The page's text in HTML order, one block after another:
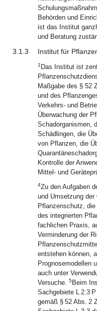
Behörden und
ist das Institut
und Beratung
3.1.3 Institut für
1 Das Institut ist
Maßgabe des § 52
und des
Verkehrs- und
Überwachung der
Schadorganismen,
Schädlingen, die
von Pflanzen, die
Kontrolle der
Mittel- und
4Zu den Aufgaben
und Umsetzung der
Pflanzenschutz,
des integrierten
fachlichen Praxis,
Verminderung der
entstehen können,
Prognosemodellen
auch unter
Versuche. 5 Beim
Sachgebiete L 2.3
gemäß § 52 Abs. 2